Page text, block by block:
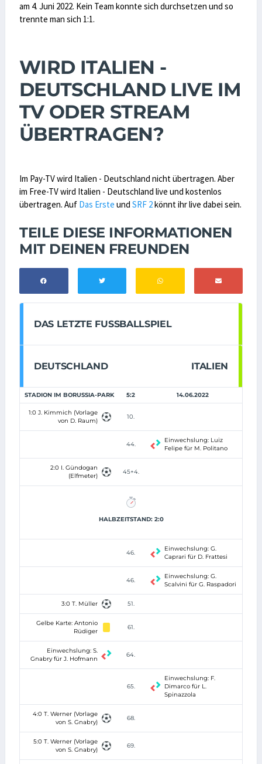
am 4. Juni 2022. Kein Team konnte sich durchsetzen und so
trennte man sich 1:1.
WIRD ITALIEN -
DEUTSCHLAND LIVE IM
TV ODER STREAM
ÜBERTRAGEN?
Im Pay-TV wird Italien - Deutschland nicht übertragen. Aber
im Free-TV wird Italien - Deutschland live und kostenlos
übertragen. Auf Das Erste und SRF 2könnt ihr live dabei sein.
TEILE DIESE INFORMATIONEN
MIT DEINEN FREUNDEN
DAS LETZTE FUSSBALLSPIEL
DEUTSCHLAND ITALIEN
STADION IM BORUSSIA-PARK 5:2 14.06.2022
1:0 J. Kimmich (Vorlage
von D. Raum)
10.
44.
Einwechslung: Luiz
Felipe für M. Politano
2:0 I. Gündogan
(Elfmeter)
45+4.
HALBZEITSTAND: 2:0
46.
Einwechslung: G.
Caprari für D. Frattesi
46.
Einwechslung: G.
Scalvini für G. Raspadori
3:0 T. Müller 51.
Gelbe Karte: Antonio
Rüdiger
61.
Einwechslung: S.
Gnabry für J. Hofmann
64.
65.
Einwechslung: F.
Dimarco für L.
Spinazzola
4:0 T. Werner (Vorlage
von S. Gnabry)
68.
5:0 T. Werner (Vorlage
von S. Gnabry)
69.